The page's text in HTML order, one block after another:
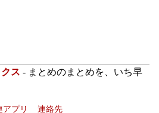
ス - まとめのまとめを、いち早
アプリ 連絡先